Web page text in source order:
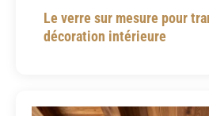
Le verre sur mesure pour
décoration intérieure